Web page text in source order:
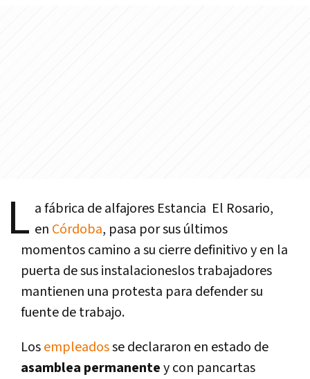
L a fábrica de alfajores Estancia El Rosario,
en Córdoba, pasa por sus últimos
momentos camino a su cierre definitivo y en la
puerta de sus instalacioneslos trabajadores
mantienen una protesta para defender su
fuente de trabajo.
Losempleadosse declararon en estado de
asamblea permanentey con pancartas